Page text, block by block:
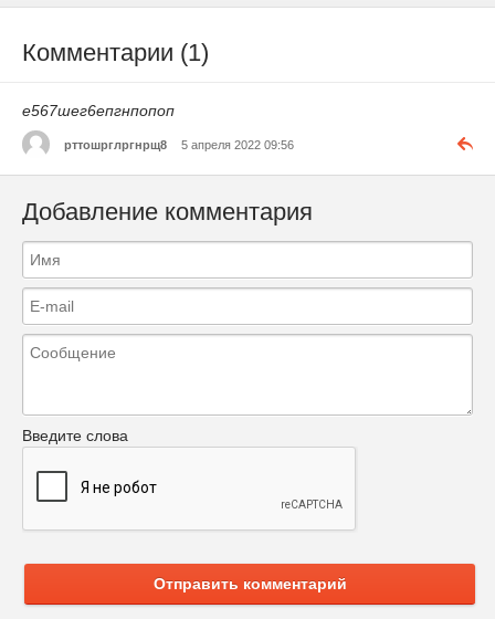
Комментарии (1)
е567шег6епгнпопоп
рттошрглргнрщ8 5 апреля 2022 09:56
Добавление комментария
Введите слова
Отправить комментарий